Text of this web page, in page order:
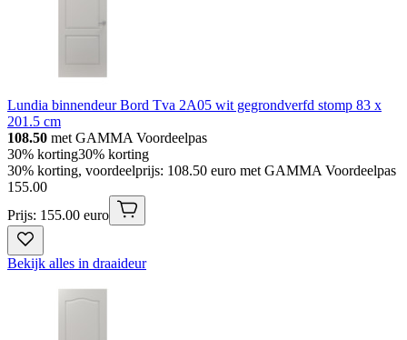
Lundia binnendeur Bord Tva 2A05 wit gegrondverfd stomp 83 x
201.5 cm
108.50 met GAMMA Voordeelpas
30% korting30% korting
30% korting, voordeelprijs: 108.50 euro met GAMMA Voordeelpas
155.00
Prijs: 155.00 euro
Bekijk alles in draaideur